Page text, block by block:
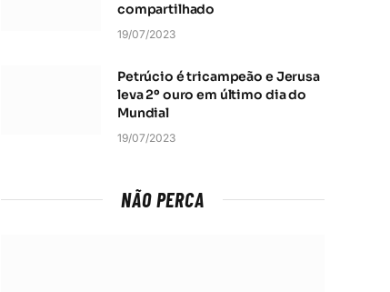
compartilhado
19/07/2023
Petrúcio é tricampeão e Jerusa
leva 2º ouro em último dia do
Mundial
19/07/2023
NÃO PERCA